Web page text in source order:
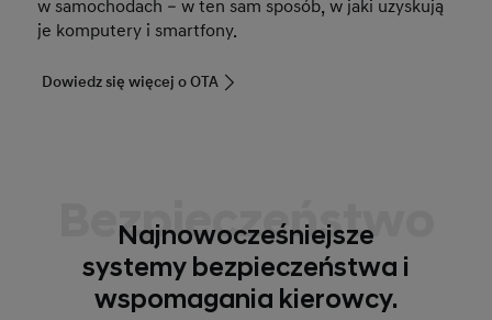
w samochodach – w ten sam sposób, w jaki uzyskują
je komputery i smartfony.
Dowiedz się więcej o OTA
Bezpieczeństwo
Najnowocześniejsze
systemy bezpieczeństwa i
wspomagania kierowcy.